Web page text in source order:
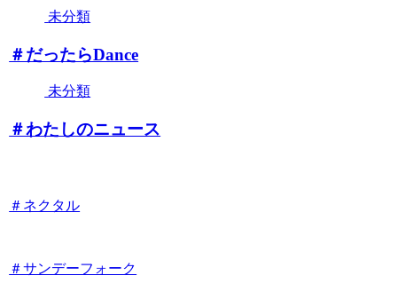
未分類
＃だったらDance
未分類
＃わたしのニュース
＃ネクタル
＃サンデーフォーク